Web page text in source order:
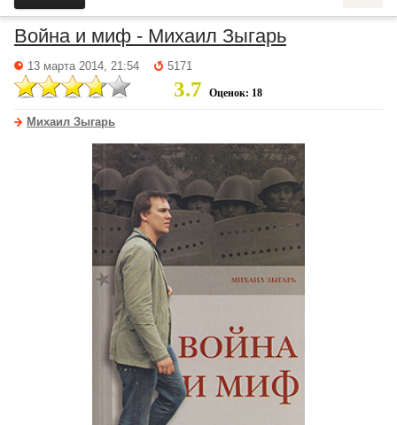
Война и миф - Михаил Зыгарь
13 марта 2014, 21:54 5171
3.7 Оценок: 18
Михаил Зыгарь